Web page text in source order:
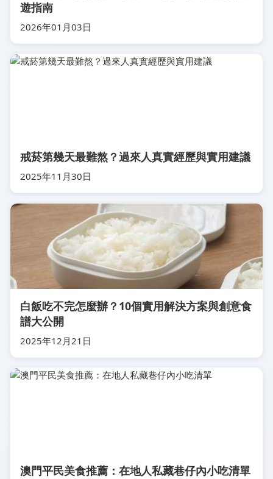
遊指南
2026年01月03日
戒菸第幾天最難熬？過來人真實經歷與實用建議
2025年11月30日
白飯吃不完怎麼辦？10個實用解決方案與創意食
譜大公開
2025年12月21日
澳門平民美食推薦：在地人私藏巷仔內小吃清單